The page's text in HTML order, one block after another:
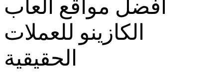
أفضل مواقع ألعاب
الكازينو للعملات
الحقيقية